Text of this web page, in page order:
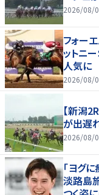
2026/08/
フォー
ットニ
人気に
2026/08/
【新潟
が出遅
2026/08/
「ヨグ
淡路島